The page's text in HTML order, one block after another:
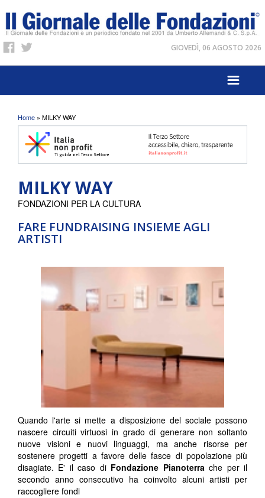
GIOVEDÌ, 06 AGOSTO 2026
Tu sei qui
Home » MILKY WAY
MILKY WAY
FARE FUNDRAISING INSIEME AGLI
ARTISTI
FONDAZIONI PER LA CULTURA
Quando l'arte si mette a disposizione del sociale possono
nascere circuiti virtuosi in grado di generare non soltanto
nuove visioni e nuovi linguaggi, ma anche risorse per
sostenere progetti a favore delle fasce di popolazione più
disagiate. E' il caso di Fondazione Pianoterrache per il
secondo anno consecutivo ha coinvolto alcuni artisti per
raccogliere fondi